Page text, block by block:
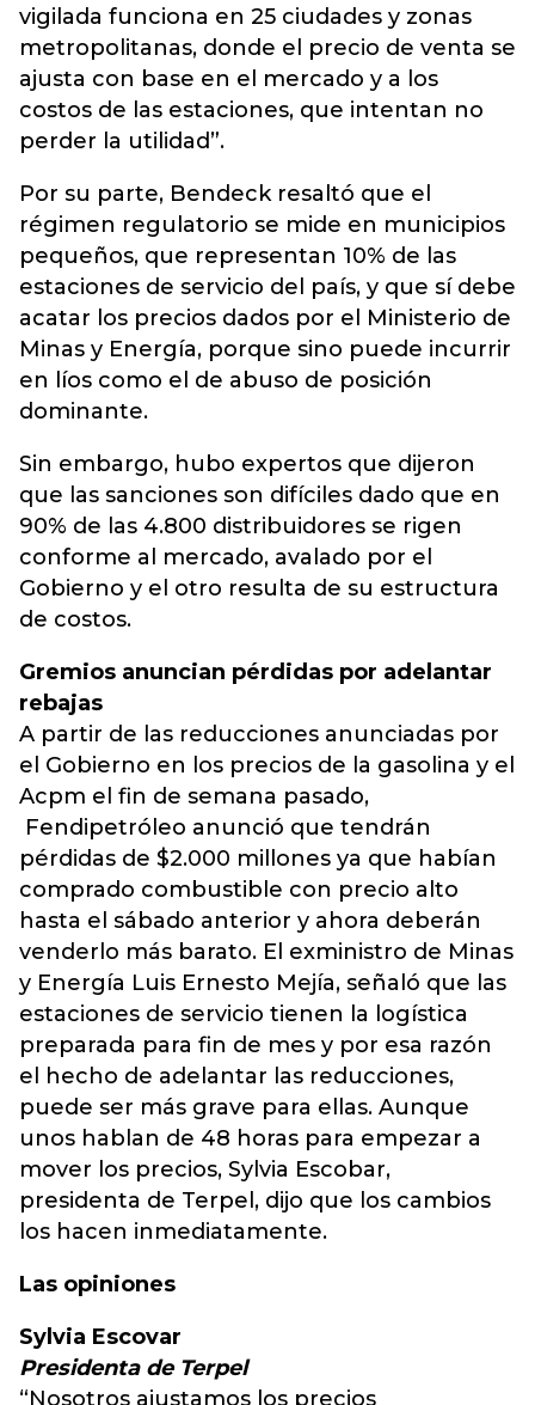
vigilada funciona en 25 ciudades y zonas
metropolitanas, donde el precio de venta se
ajusta con base en el mercado y a los
costos de las estaciones, que intentan no
perder la utilidad”.
Por su parte, Bendeck resaltó que el
régimen regulatorio se mide en municipios
pequeños, que representan 10% de las
estaciones de servicio del país, y que sí debe
acatar los precios dados por el Ministerio de
Minas y Energía, porque sino puede incurrir
en líos como el de abuso de posición
dominante.
Sin embargo, hubo expertos que dijeron
que las sanciones son difíciles dado que en
90% de las 4.800 distribuidores se rigen
conforme al mercado, avalado por el
Gobierno y el otro resulta de su estructura
de costos.
Gremios anuncian pérdidas por adelantar
rebajas
A partir de las reducciones anunciadas por
el Gobierno en los precios de la gasolina y el
Acpm el fin de semana pasado,
Fendipetróleo anunció que tendrán
pérdidas de $2.000 millones ya que habían
comprado combustible con precio alto
hasta el sábado anterior y ahora deberán
venderlo más barato. El exministro de Minas
y Energía Luis Ernesto Mejía, señaló que las
estaciones de servicio tienen la logística
preparada para fin de mes y por esa razón
el hecho de adelantar las reducciones,
puede ser más grave para ellas. Aunque
unos hablan de 48 horas para empezar a
mover los precios, Sylvia Escobar,
presidenta de Terpel, dijo que los cambios
los hacen inmediatamente.
Las opiniones
Sylvia Escovar
Presidenta de Terpel
“Nosotros ajustamos los precios